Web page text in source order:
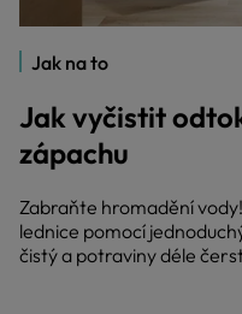
Jak na to
Jak vyčistit
zápachu
Zabraňte hromadění
lednice pomocí
čistý a potraviny déle